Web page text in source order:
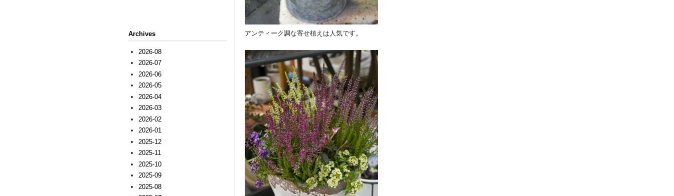
アンティーク調な寄せ植えは人気です。
Archives
2026-08
2026-07
2026-06
2026-05
2026-04
2026-03
2026-02
2026-01
2025-12
2025-11
2025-10
2025-09
2025-08